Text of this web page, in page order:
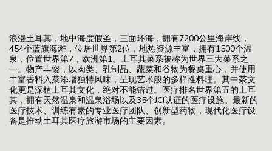
浪漫土耳其，地中海度假圣，三面环海，拥有7200公里海岸线，
454个蓝旗海滩，位居世界第2位，地热资源丰富，拥有1500个温
泉，位置世界第7，欧洲第1。土耳其菜系被称为世界三大菜系之
一。物产丰饶，以肉类、乳制品、蔬菜和谷物为餐桌重心，并使用
丰富香料入菜添增独特风味，呈现艺术般的多样性料理。其中茶文
化更是深植土耳其文化，绝对不能错过。医疗排名世界第五的土耳
其，拥有天然温泉和温泉浴场以及35个JCI认证的医疗设施。最新的
医疗技术、训练有素的专业医疗团队、创新型药物，现代化医疗设
备是推动土耳其医疗旅游市场的主要因素。